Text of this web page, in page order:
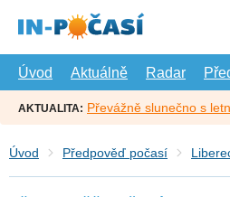
hlavní
Úvod
Aktuálně Radar
AKTUALITA: Převážně slunečno s
Úvod Předpověď počasí